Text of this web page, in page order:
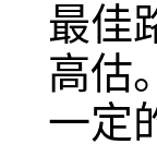
最佳
高估
一定